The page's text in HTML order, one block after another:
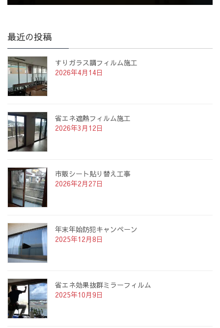
最近の投稿
すりガラス調フィルム施工
2026年4月14日
省エネ遮熱フィルム施工
2026年3月12日
市販シート貼り替え工事
2026年2月27日
年末年始防犯キャンペーン
2025年12月8日
省エネ効果抜群ミラーフィルム
2025年10月9日